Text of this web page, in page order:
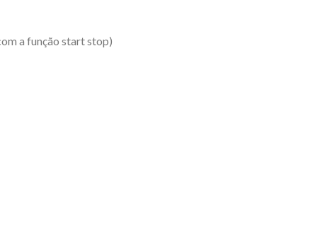
a função start stop)